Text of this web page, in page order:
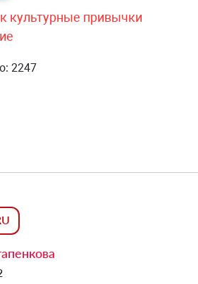
культурные привычки
2247